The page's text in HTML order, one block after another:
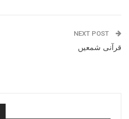
NEXT POST
قرآنی شمعیں